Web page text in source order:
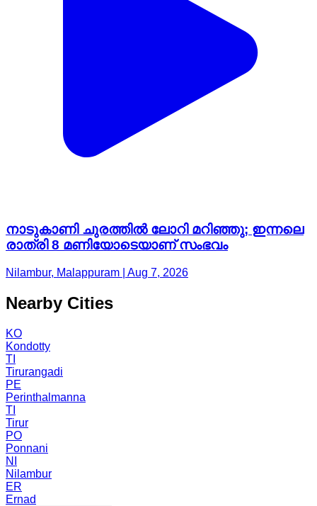
നാടുകാണി ചുരത്തിൽ ലോറി മറിഞ്ഞു; ഇന്നലെ
രാത്രി 8 മണിയോടെയാണ് സംഭവം
Nilambur, Malappuram | Aug 7, 2026
Nearby Cities
KO
Kondotty
TI
Tirurangadi
PE
Perinthalmanna
TI
Tirur
PO
Ponnani
NI
Nilambur
ER
Ernad